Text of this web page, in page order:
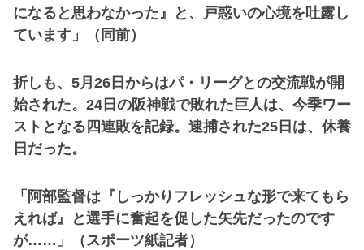
になると思わなかった』と、戸惑いの心境を吐露し
ています」（同前）
折しも、5月26日からはパ・リーグとの交流戦が開
始された。24日の阪神戦で敗れた巨人は、今季ワー
ストとなる四連敗を記録。逮捕された25日は、休養
日だった。
「阿部監督は『しっかりフレッシュな形で来てもら
えれば』と選手に奮起を促した矢先だったのです
が……」（スポーツ紙記者）